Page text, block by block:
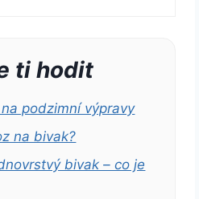
ti hodit
podzimní výpravy
na bivak?
bivak – co je